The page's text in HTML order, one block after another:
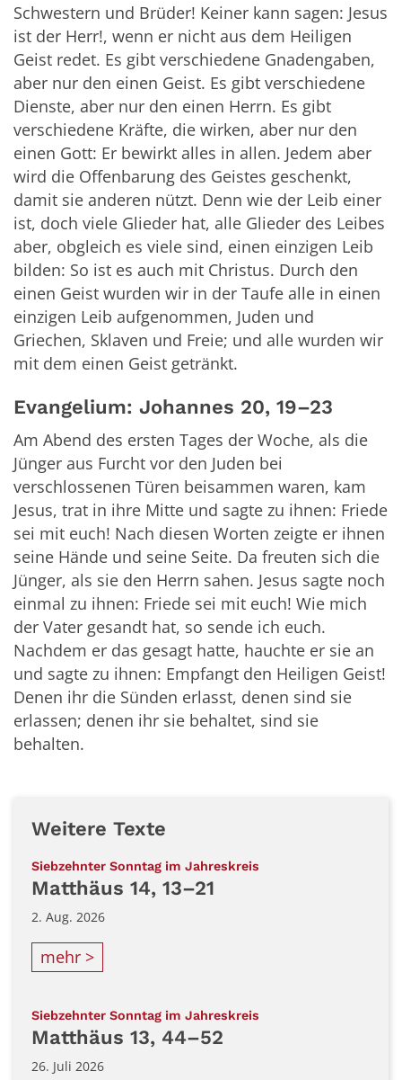
Schwestern und Brüder! Keiner kann sagen: Jesus
ist der Herr!, wenn er nicht aus dem Heiligen
Geist redet. Es gibt verschiedene Gnadengaben,
aber nur den einen Geist. Es gibt verschiedene
Dienste, aber nur den einen Herrn. Es gibt
verschiedene Kräfte, die wirken, aber nur den
einen Gott: Er bewirkt alles in allen. Jedem aber
wird die Offenbarung des Geistes geschenkt,
damit sie anderen nützt. Denn wie der Leib einer
ist, doch viele Glieder hat, alle Glieder des Leibes
aber, obgleich es viele sind, einen einzigen Leib
bilden: So ist es auch mit Christus. Durch den
einen Geist wurden wir in der Taufe alle in einen
einzigen Leib aufgenommen, Juden und
Griechen, Sklaven und Freie; und alle wurden wir
mit dem einen Geist getränkt.
Evangelium: Johannes 20, 19–23
Am Abend des ersten Tages der Woche, als die
Jünger aus Furcht vor den Juden bei
verschlossenen Türen beisammen waren, kam
Jesus, trat in ihre Mitte und sagte zu ihnen: Friede
sei mit euch! Nach diesen Worten zeigte er ihnen
seine Hände und seine Seite. Da freuten sich die
Jünger, als sie den Herrn sahen. Jesus sagte noch
einmal zu ihnen: Friede sei mit euch! Wie mich
der Vater gesandt hat, so sende ich euch.
Nachdem er das gesagt hatte, hauchte er sie an
und sagte zu ihnen: Empfangt den Heiligen Geist!
Denen ihr die Sünden erlasst, denen sind sie
erlassen; denen ihr sie behaltet, sind sie
behalten.
Weitere Texte
Siebzehnter Sonntag im Jahreskreis
Matthäus 14, 13–21
2. Aug. 2026
mehr >
Siebzehnter Sonntag im Jahreskreis
Matthäus 13, 44–52
26. Juli 2026